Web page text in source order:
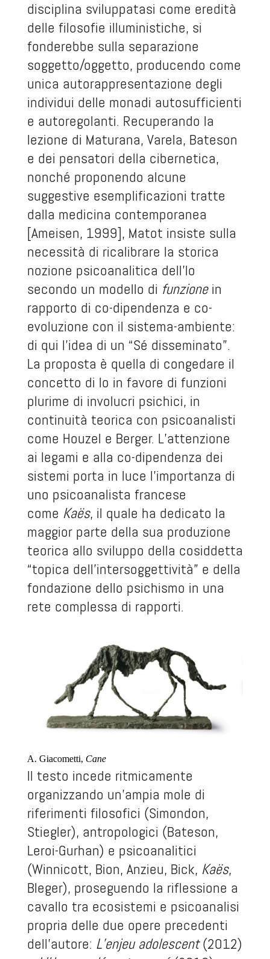
disciplina sviluppatasi come eredità
delle filosofie illuministiche, si
fonderebbe sulla separazione
soggetto/oggetto, producendo come
unica autorappresentazione degli
individui delle monadi autosufficienti
e autoregolanti. Recuperando la
lezione di Maturana, Varela, Bateson
e dei pensatori della cibernetica,
nonché proponendo alcune
suggestive esemplificazioni tratte
dalla medicina contemporanea
[Ameisen, 1999], Matot insiste sulla
necessità di ricalibrare la storica
nozione psicoanalitica dell’Io
secondo un modello di funzionein
rapporto di co-dipendenza e co-
evoluzione con il sistema-ambiente:
di qui l’idea di un “Sé disseminato”.
La proposta è quella di congedare il
concetto di Io in favore di funzioni
plurime di involucri psichici, in
continuità teorica con psicoanalisti
come Houzel e Berger. L’attenzione
ai legami e alla co-dipendenza dei
sistemi porta in luce l’importanza di
uno psicoanalista francese
come Kaës, il quale ha dedicato la
maggior parte della sua produzione
teorica allo sviluppo della cosiddetta
“topica dell’intersoggettività” e della
fondazione dello psichismo in una
rete complessa di rapporti.
A. Giacometti, Cane
Il testo incede ritmicamente
organizzando un’ampia mole di
riferimenti filosofici (Simondon,
Stiegler), antropologici (Bateson,
Leroi-Gurhan) e psicoanalitici
(Winnicott, Bion, Anzieu, Bick, Kaës,
Bleger), proseguendo la riflessione a
cavallo tra ecosistemi e psicoanalisi
propria delle due opere precedenti
dell’autore: L’enjeu adolescent(2012)